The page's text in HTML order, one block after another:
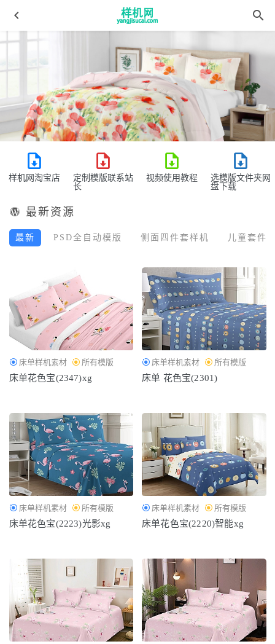
样机网淘宝店
定制模版联系站
长
视频使用教程
选模版文件夹网
盘下载
最新资源
最新 PSD全自动模版 侧面四件套样机 儿童套件
床单样机素材 所有模版
床单花色宝(2347)xg
床单样机素材 所有模版
床单 花色宝(2301)
床单样机素材 所有模版
床单花色宝(2223)光影xg
床单样机素材 所有模版
床单花色宝(2220)智能xg
绗缝被花色宝(2736)智能xg1
2022-03-20
2022-03-19
挂毯08-挂毯 拷贝